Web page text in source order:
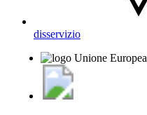
disservizio